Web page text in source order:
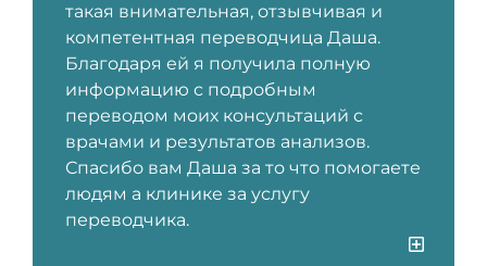
такая внимательная, отзывчивая и
компетентная переводчица Даша.
Благодаря ей я получила полную
информацию с подробным
переводом моих консультаций с
врачами и результатов анализов.
Спасибо вам Даша за то что помогаете
людям а клинике за услугу
переводчика.